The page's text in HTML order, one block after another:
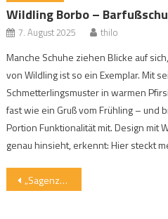
Wildling Borbo –
7. August 2025 thilo
Manche Schuhe ziehen Blicke auf
von Wildling ist so ein Exemplar. Mit
Schmetterlingsmuster in warmen
fast wie ein Gruß vom Frühling – und
Portion Funktionalität mit. Design mit
genau hinsieht, erkennt: Hier steckt
Beitragsnavigation
„Sagenzauber Dolomiten“ im Eggental